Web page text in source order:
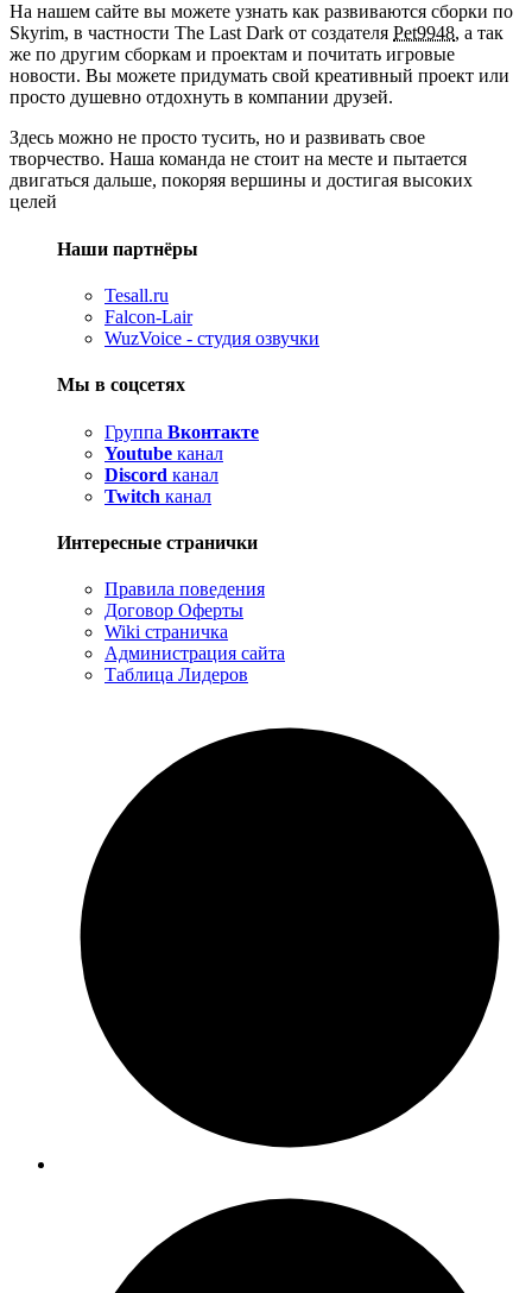
На нашем сайте вы можете узнать как развиваются сборки по
Skyrim, в частности The Last Dark от создателя Pet9948, а так
же по другим сборкам и проектам и почитать игровые
новости. Вы можете придумать свой креативный проект или
просто душевно отдохнуть в компании друзей.
Здесь можно не просто тусить, но и развивать свое
творчество. Наша команда не стоит на месте и пытается
двигаться дальше, покоряя вершины и достигая высоких
целей
Наши партнёры
Tesall.ru
Falcon-Lair
WuzVoice - студия озвучки
Мы в соцсетях
Группа Вконтакте
Youtube канал
Discord канал
Twitch канал
Интересные странички
Правила поведения
Договор Оферты
Wiki страничка
Администрация сайта
Таблица Лидеров